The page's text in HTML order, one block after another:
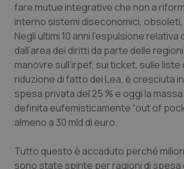
Tumore al seno
Tumore ovarico
Tumori del Polmone & Testa
Tumori gastrointestinali
Vaccini
fare mutue integrative che non a
interno sistemi diseconomici,
Negli ultimi 10 anni l’espulsione relativa
dall’area dei diritti da parte delle
manovre sull’irpef, sui ticket, sulle liste
riduzione di fatto dei Lea, è cresciuta
spesa privata del 25 % e oggi la
definita eufemisticamente “out of
almeno a 30 mld di euro.
Tutto questo è accaduto perché
sono state spinte per ragioni di spesa